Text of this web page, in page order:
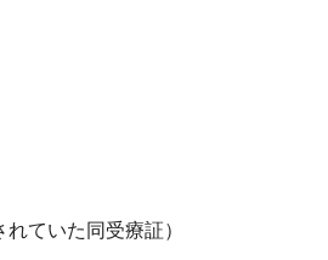
ていた同受療証）